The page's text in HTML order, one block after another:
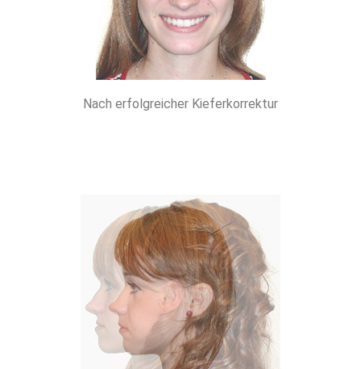
Nach erfolgreicher Kieferkorrektur